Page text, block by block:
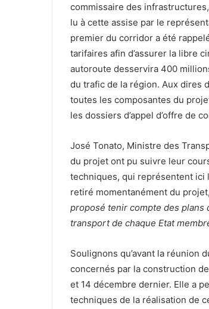
commissaire des
lu à cette assise par le
premier du corridor a été
tarifaires afin d’assurer la libre
autoroute desservira 400
du trafic de la région. Aux dires
toutes les composantes du
les dossiers d’appel d’offre de
José Tonato, Ministre des
du projet ont pu suivre leur
techniques, qui représentent ici
retiré momentanément du
proposé tenir compte des plans
transport de chaque Etat
Soulignons qu’avant la réunion
concernés par la construction
et 14 décembre dernier. Elle a
techniques de la réalisation de